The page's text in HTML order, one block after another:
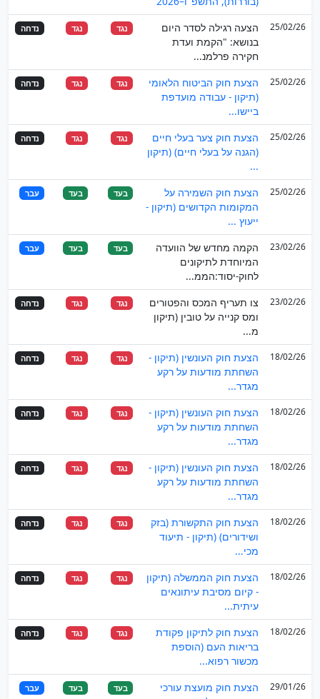
25/02/26
הצעה רגילה לסדר היום
בנושא: "הקמת ועדת
חקירה פרלמנ...
נגד נגד נדחה
25/02/26
הצעת חוק הביטוח הלאומי
(תיקון - עבודה מועדפת
ביישו...
נגד נגד נדחה
25/02/26
הצעת חוק צער בעלי חיים
(הגנה על בעלי חיים) (תיקון
...
נגד נגד נדחה
25/02/26
הצעת חוק השמירה על
המקומות הקדושים (תיקון -
ייעוץ ...
בעד בעד עבר
23/02/26
הקמה מחדש של הוועדה
המיוחדת לתיקונים
לחוק-יסוד:הממ...
בעד בעד עבר
23/02/26
צו תעריף המכס והפטורים
ומס קנייה על טובין (תיקון
מ...
נגד נגד נדחה
18/02/26
הצעת חוק העונשין (תיקון -
השחתת מודעות על רקע
מגדר...
נגד נגד נדחה
18/02/26
הצעת חוק העונשין (תיקון -
השחתת מודעות על רקע
מגדר...
נגד נגד נדחה
18/02/26
הצעת חוק העונשין (תיקון -
השחתת מודעות על רקע
מגדר...
נגד נגד נדחה
18/02/26
הצעת חוק התקשורת (בזק
ושידורים) (תיקון - תיעוד
מכי...
נגד נגד נדחה
18/02/26
הצעת חוק הממשלה (תיקון
- קיום מסיבת עיתונאים
עיתית...
נגד נגד נדחה
18/02/26
הצעת חוק לתיקון פקודת
בריאות העם (הוספת
מכשור רפוא...
נגד נגד נדחה
29/01/26
הצעת חוק מועצת עורכי
בעד בעד עבר